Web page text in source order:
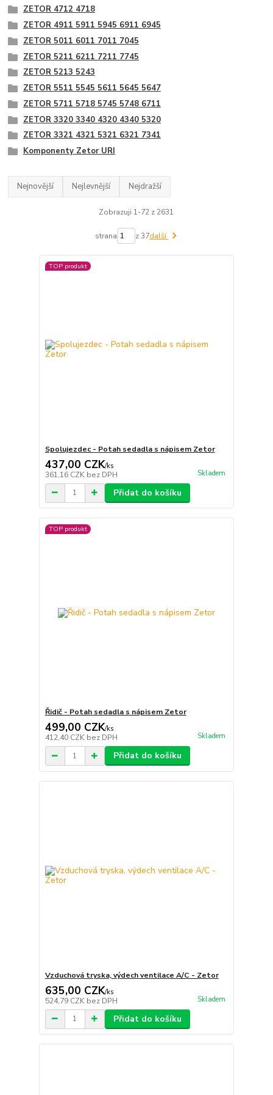
ZETOR 4712 4718
ZETOR 4911 5911 5945 6911 6945
ZETOR 5011 6011 7011 7045
ZETOR 5211 6211 7211 7745
ZETOR 5213 5243
ZETOR 5511 5545 5611 5645 5647
ZETOR 5711 5718 5745 5748 6711
ZETOR 3320 3340 4320 4340 5320
ZETOR 3321 4321 5321 6321 7341
Komponenty Zetor URI
Nejnovější Nejlevnější Nejdražší
Zobrazuji 1-72 z 2631
strana z 37další
TOP produkt
Spolujezdec - Potah sedadla s nápisem Zetor
437,00 CZK/ks
361,16 CZK bez DPH Skladem
Přidat do košíku
TOP produkt
Řidič - Potah sedadla s nápisem Zetor
499,00 CZK/ks
412,40 CZK bez DPH Skladem
Přidat do košíku
Vzduchová tryska, výdech ventilace A/C - Zetor
635,00 CZK/ks
524,79 CZK bez DPH Skladem
Přidat do košíku